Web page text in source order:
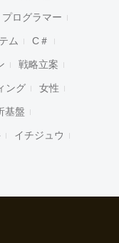
プログラマー
ム C＃
戦略立案
ング 女性
基盤
イチジュウ